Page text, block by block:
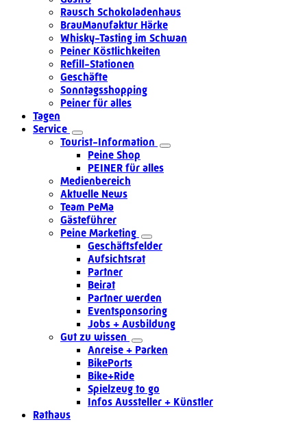
Rausch Schokoladenhaus
BrauManufaktur Härke
Whisky-Tasting im Schwan
Peiner Köstlichkeiten
Refill-Stationen
Geschäfte
Sonntagsshopping
Peiner für alles
Tagen
Service
Tourist-Information
Peine Shop
PEINER für alles
Medienbereich
Aktuelle News
Team PeMa
Gästeführer
Peine Marketing
Geschäftsfelder
Aufsichtsrat
Partner
Beirat
Partner werden
Eventsponsoring
Jobs + Ausbildung
Gut zu wissen
Anreise + Parken
BikePorts
Bike+Ride
Spielzeug to go
Infos Aussteller + Künstler
Rathaus